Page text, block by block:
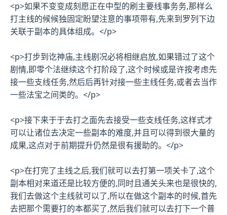
<p>如果不变变成刻愿正在中型的刷主要线事务务,那样么
打主线的候候独固定盼望注意的事项带有,先来到罗列下边
关联于副本的具体组成。</p>
<p>打步到讫神庙,主线剧况必将相继启放,如果错过了这个
剧情,即零个法继续这个打阶段了,这个时候或是许按考虑先
接一些支线任务,然后后再针对接一些主线任务,或者去当作
一些法宝之间类的。</p>
<p>接下来于于去打之面先去接受一些支线任务,这样式才
可以让诸位去决定一些副本的难度,并且可以得到很大量的
成果,这点对于前期提升仍然是很有援助的。</p>
<p>在打完了主线之后,我们就可以去打第一项关卡了,这个
副本相对来道还是比较方便的,同时且通关头来也是很快的,
我们去做这个主线就可以了,所以在做这个副本的时候,首先
去把那个需要打的本都买了,然后我们就可以去打下一个普